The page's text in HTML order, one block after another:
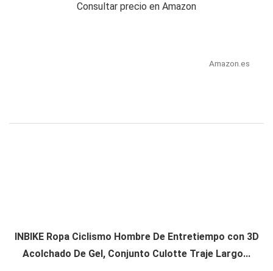
Consultar precio en Amazon
Amazon.es
INBIKE Ropa Ciclismo Hombre De Entretiempo con 3D
Acolchado De Gel, Conjunto Culotte Traje Largo...